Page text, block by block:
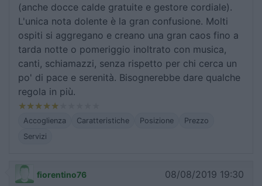
(anche docce calde gratuite e gestore cordiale).
L'unica nota dolente è la gran confusione. Molti
ospiti si aggregano e creano una gran caos fino a
tarda notte o pomeriggio inoltrato con musica,
canti, schiamazzi, senza rispetto per chi cerca un
po' di pace e serenità. Bisognerebbe dare qualche
regola in più.
Accoglienza Caratteristiche Posizione
Prezzo
Servizi
fiorentino76 08/08/2019 19:30